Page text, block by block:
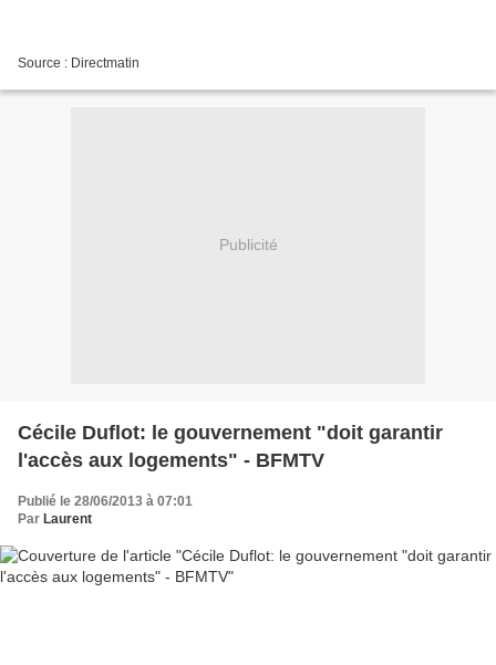
Source : Directmatin
Publicité
Cécile Duflot: le gouvernement "doit garantir
l'accès aux logements" - BFMTV
Publié le 28/06/2013 à 07:01
Par Laurent